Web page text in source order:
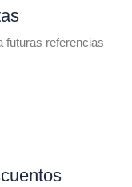
futuras referencias